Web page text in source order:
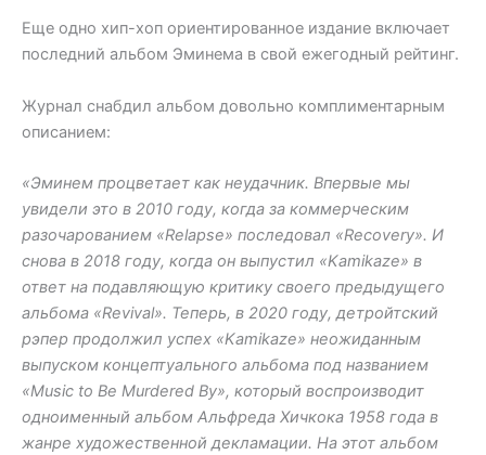
Еще одно хип-хоп ориентированное издание включает
последний альбом Эминема в свой ежегодный рейтинг.
Журнал снабдил альбом довольно комплиментарным
описанием:
«Эминем процветает как неудачник. Впервые мы
увидели это в 2010 году, когда за коммерческим
разочарованием «Relapse» последовал «Recovery». И
снова в 2018 году, когда он выпустил «Kamikaze» в
ответ на подавляющую критику своего предыдущего
альбома «Revival». Теперь, в 2020 году, детройтский
рэпер продолжил успех «Kamikaze» неожиданным
выпуском концептуального альбома под названием
«Music to Be Murdered By», который воспроизводит
одноименный альбом Альфреда Хичкока 1958 года в
жанре художественной декламации. На этот альбом